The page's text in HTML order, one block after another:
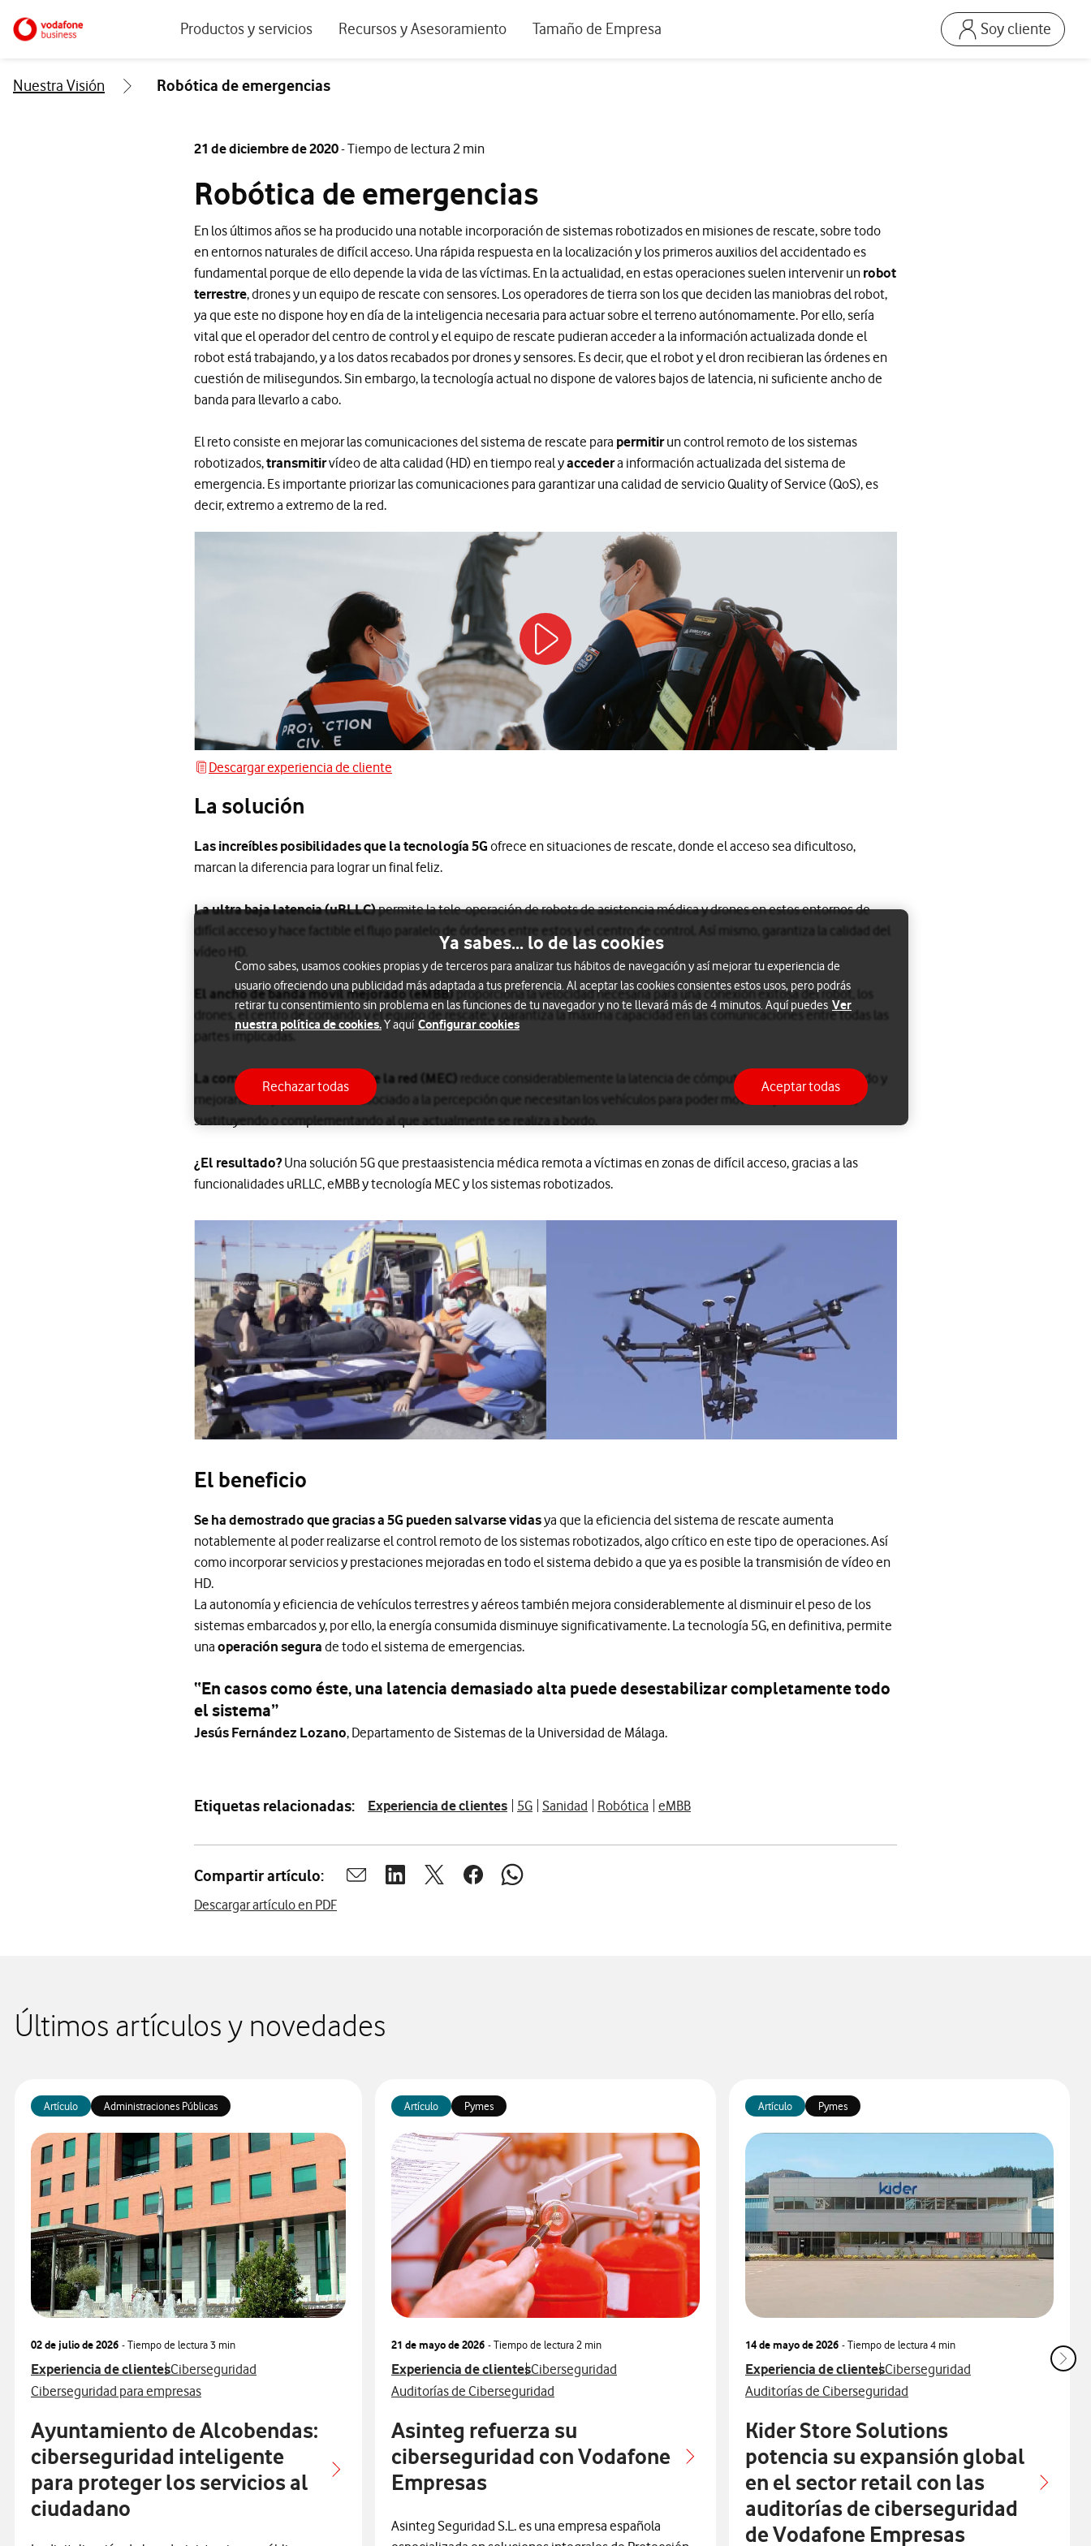
Ir a la pagina principal de vodafone.esProductos y servicios
IA para empresas
Workplace
Soluciones de negocio
Servicios Cloud
Recursos y Asesoramiento
Eventos y webinars
Tamaño de Empresa Soy cliente
Ir a la pagina
Nuestra Visión Robótica de emergencias
21 de diciembre de 2020- Tiempo de lectura 2 min
Robótica de emergencias
En los últimos años se ha producido una notable incorporación de sistemas robotizados en misiones de rescate, sobre todo
en entornos naturales de difícil acceso. Una rápida respuesta en la localización y los primeros auxilios del accidentado es
fundamental porque de ello depende la vida de las víctimas. En la actualidad, en estas operaciones suelen intervenir un robot
terrestre, drones y un equipo de rescate con sensores. Los operadores de tierra son los que deciden las maniobras del robot,
ya que este no dispone hoy en día de la inteligencia necesaria para actuar sobre el terreno autónomamente. Por ello, sería
vital que el operador del centro de control y el equipo de rescate pudieran acceder a la información actualizada donde el
robot está trabajando, y a los datos recabados por drones y sensores. Es decir, que el robot y el dron recibieran las órdenes en
cuestión de milisegundos. Sin embargo, la tecnología actual no dispone de valores bajos de latencia, ni suficiente ancho de
banda para llevarlo a cabo.
El reto consiste en mejorar las comunicaciones del sistema de rescate para permitirun control remoto de los sistemas
robotizados,transmitirvídeo de alta calidad (HD) en tiempo real yaccedera información actualizada del sistema de
emergencia. Es importante priorizar las comunicaciones para garantizar una calidad de servicio Quality of Service (QoS), es
decir, extremo a extremo de la red.
Descargar experiencia de cliente
Descargar experiencia de cliente
La solución
Las increíbles posibilidades que la tecnología 5G ofrece en situaciones de rescate, donde el acceso sea dificultoso,
marcan la diferencia para lograr un final feliz.
La ultra baja latencia (uRLLC)permite la tele-operación de robots de asistencia médica y drones en estos entornos de
difícil acceso y hace factible el flujo paralelo de órdenes entre estos y el centro de control. Así mismo, garantiza la calidad del
vídeo HD.
El ancho de banda móvil mejorado (eMBB)proporciona la velocidad necesaria para una conexión exitosa del robot, los
drones, el centro de comando y el equipo de rescate; y garantiza la máxima capacidad en las comunicaciones entre todas las
partes implicadas.
La computación en el borde de la red (MEC) reduce considerablemente la latencia de cómputo, acelerando, ampliando y
mejorando el procesamiento asociado a la percepción que necesitan los vehículos para poder moverse por su entorno,
sustituyendo o complementando al que actualmente se realiza a bordo.
¿El resultado? Una solución 5G que prestaasistencia médica remota a víctimas en zonas de difícil acceso, gracias a las
funcionalidades uRLLC, eMBB y tecnología MEC y los sistemas robotizados.
El beneficio
Se ha demostrado que gracias a 5G pueden salvarse vidasya que la eficiencia del sistema de rescate aumenta
notablemente al poder realizarse el control remoto de los sistemas robotizados, algo crítico en este tipo de operaciones. Así
como incorporar servicios y prestaciones mejoradas en todo el sistema debido a que ya es posible la transmisión de vídeo en
HD.
La autonomía y eficiencia de vehículos terrestres y aéreos también mejora considerablemente al disminuir el peso de los
sistemas embarcados y, por ello, la energía consumida disminuye significativamente. La tecnología 5G, en definitiva, permite
una operación segura de todo el sistema de emergencias.
“En casos como éste, una latencia demasiado alta puede desestabilizar completamente todo
el sistema”
Jesús Fernández Lozano, Departamento de Sistemas de la Universidad de Málaga.
Etiquetas relacionadas: Experiencia de clientes 5G Sanidad Robótica eMBB
Compartir artículo: Abrir ventana para compartir en mail
Abrir ventana para compartir en linkedin
Abrir ventana para compartir en twitter
Abrir ventana para compartir en facebook
Abrir ventana para compartir en whatsapp
Descargar artículo en PDF
Últimos artículos y novedades
Artículo Administraciones Públicas
02 de julio de 2026 - Tiempo de lectura3 min
Ver más articulos relacionados con
Experiencia de clientesVer más artículos con
Ciberseguridad
Ver más artículos con
Ciberseguridad para empresas
Ayuntamiento de Alcobendas:
ciberseguridad inteligente
para proteger los servicios al
ciudadano
Artículo Pymes
21 de mayo de 2026 - Tiempo de lectura2 min
Ver más articulos relacionados con
Experiencia de clientesVer más artículos con
Ciberseguridad
Ver más artículos con
Auditorías de Ciberseguridad
Asinteg refuerza su
ciberseguridad con Vodafone
Empresas
Asinteg Seguridad S.L. es una empresa española
Artículo Pymes
14 de mayo de 2026 - Tiempo de lectura4 min
Ver más articulos relacionados con
Experiencia de clientesVer más artículos con
Ciberseguridad
Ver más artículos con
Auditorías de Ciberseguridad
Kider Store Solutions
potencia su expansión global
en el sector retail con las
auditorías de ciberseguridad
de Vodafone Empresas
Ya sabes... lo de las cookies
Como sabes, usamos cookies propias y de terceros para analizar tus hábitos de navegación y así mejorar tu experiencia de
usuario ofreciendo una publicidad más adaptada a tus preferencia. Al aceptar las cookies consientes estos usos, pero podrás
retirar tu consentimiento sin problema en las funciones de tu navegador y no te llevará más de 4 minutos. Aquí puedes Ver
nuestra política de cookies.Y aquí Configurar cookies
Rechazar todas Aceptar todas